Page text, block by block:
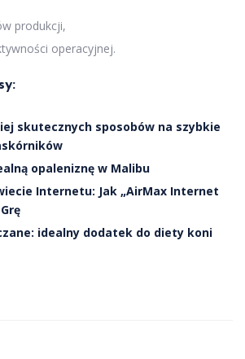
produkcji,
operacyjnej.
skutecznych sposobów na szybkie
opaleniznę w Malibu
Internetu: Jak „AirMax Internet
idealny dodatek do diety koni